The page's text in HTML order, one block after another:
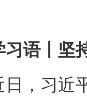
丨坚持
习近平